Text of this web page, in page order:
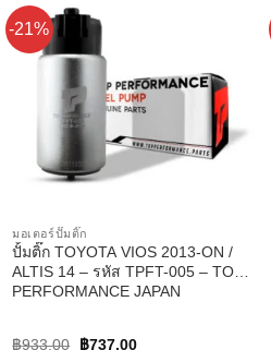
-21%
มอเตอร์ปั๊มติ๊ก
ปั้มติ๊ก TOYOTA VIOS 2013-ON /
ALTIS 14 – รหัส TPFT-005 – TOP
PERFORMANCE JAPAN
฿933.00
Original
฿737.00Current